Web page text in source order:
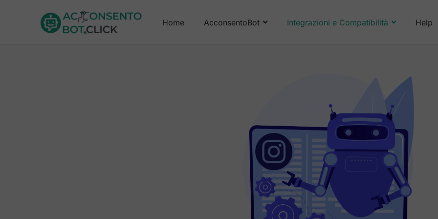
Home AcconsentoBot Integrazioni e Compatibilità Help